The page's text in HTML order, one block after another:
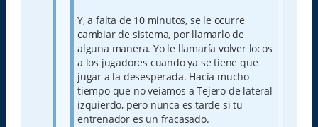
Y, a falta de 10 minutos, se le ocurre
cambiar de sistema, por llamarlo de
alguna manera. Yo le llamaría volver locos
a los jugadores cuando ya se tiene que
jugar a la desesperada. Hacía mucho
tiempo que no veíamos a Tejero de lateral
izquierdo, pero nunca es tarde si tu
entrenador es un fracasado.